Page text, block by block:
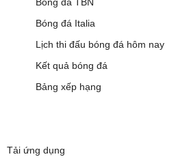
Bóng đá Italia
Lịch thi đấu bóng đá hôm nay
Kết quả bóng đá
Bảng xếp hạng
Tải ứng dụng